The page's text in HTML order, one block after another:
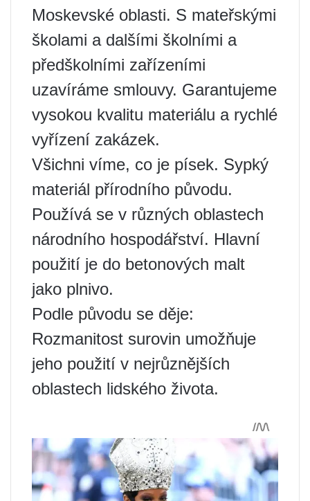
Moskevské oblasti. S mateřskými
školami a dalšími školními a
předškolními zařízeními
uzavíráme smlouvy. Garantujeme
vysokou kvalitu materiálu a rychlé
vyřízení zakázek.
Všichni víme, co je písek. Sypký
materiál přírodního původu.
Používá se v různých oblastech
národního hospodářství. Hlavní
použití je do betonových malt
jako plnivo.
Podle původu se děje:
Rozmanitost surovin umožňuje
jeho použití v nejrůznějších
oblastech lidského života.